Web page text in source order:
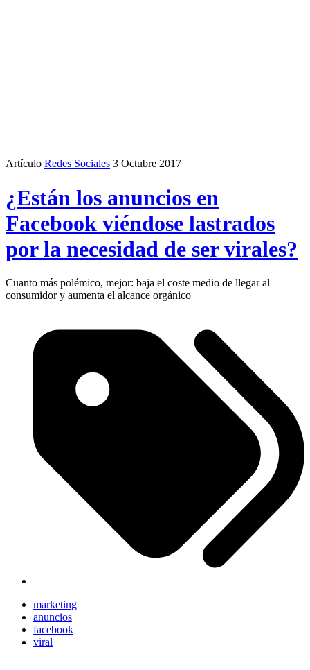
Artículo Redes Sociales 3 Octubre 2017
¿Están los anuncios en
Facebook viéndose lastrados
por la necesidad de ser virales?
Cuanto más polémico, mejor: baja el coste medio de llegar al
consumidor y aumenta el alcance orgánico
marketing
anuncios
facebook
viral